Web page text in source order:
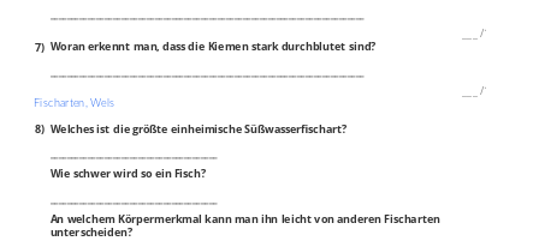
/1P
7) Woran erkennt man, dass die Kiemen stark durchblutet sind?
/1P
Fischarten, Wels
8) Welches ist die größte einheimische Süßwasserfischart?
Wie schwer wird so ein Fisch?
An welchem Körpermerkmal kann man ihn leicht von anderen Fischarten
unterscheiden?